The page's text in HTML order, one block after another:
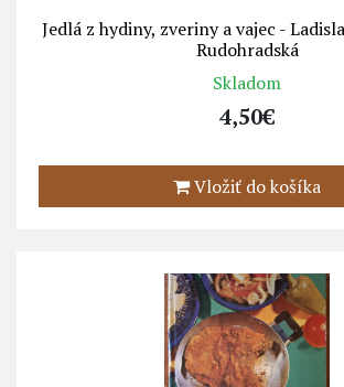
Jedlá z hydiny, zveriny a vajec -
Rudohradská
Skladom
4,50€
Vložiť do košíka